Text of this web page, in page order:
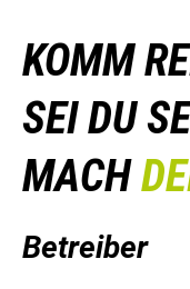
KOMM
SEI DU
MACH
Betreiber